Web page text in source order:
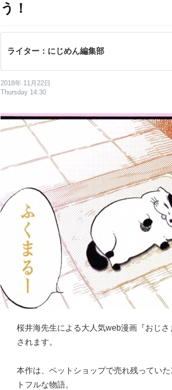
う！
ライター：にじめん編集部
2018年 11月22日
Thursday 14:30
桜井海先生による大人気web漫画『おじ
されます。
本作は、ペットショップで売れ残ってい
トフルな物語。